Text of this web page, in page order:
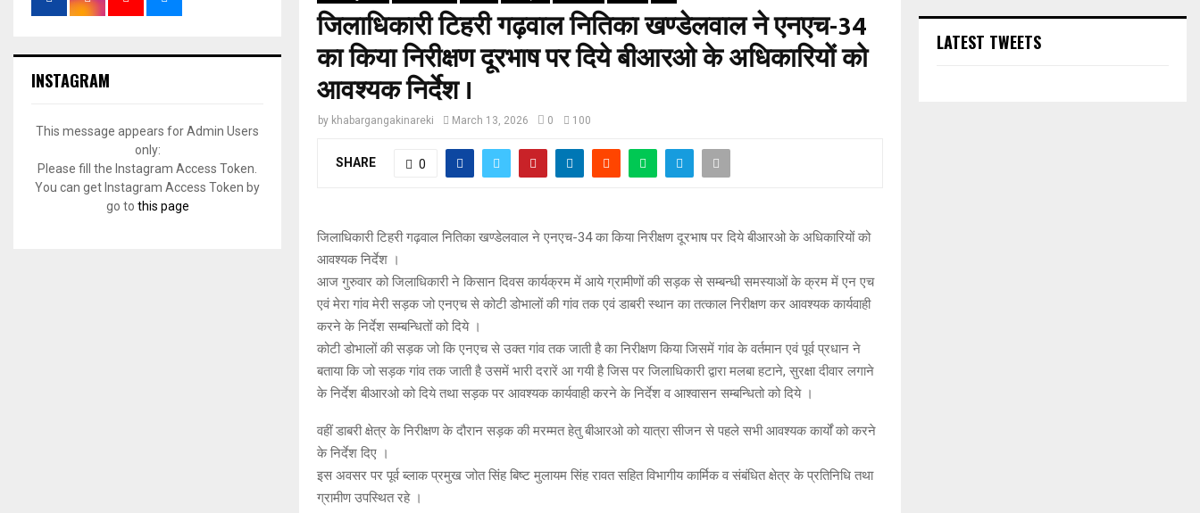
जिलाधिकारी टिहरी गढ़वाल नितिका खण्डेलवाल ने एनएच-34
का किया निरीक्षण दूरभाष पर दिये बीआरओ के अधिकारियों को
आवश्यक निर्देश ।
by khabargangakinareki March 13, 2026 0 100
SHARE 0
जिलाधिकारी टिहरी गढ़वाल नितिका खण्डेलवाल ने एनएच-34 का किया निरीक्षण दूरभाष पर दिये बीआरओ के अधिकारियों को
आवश्यक निर्देश ।
आज गुरुवार को जिलाधिकारी ने किसान दिवस कार्यक्रम में आये ग्रामीणों की सड़क से सम्बन्धी समस्याओं के क्रम में एन एच
एवं मेरा गांव मेरी सड़क जो एनएच से कोटी डोभालों की गांव तक एवं डाबरी स्थान का तत्काल निरीक्षण कर आवश्यक कार्यवाही
करने के निर्देश सम्बन्धितों को दिये ।
कोटी डोभालों की सड़क जो कि एनएच से उक्त गांव तक जाती है का निरीक्षण किया जिसमें गांव के वर्तमान एवं पूर्व प्रधान ने
बताया कि जो सड़क गांव तक जाती है उसमें भारी दरारें आ गयी है जिस पर जिलाधिकारी द्वारा मलबा हटाने, सुरक्षा दीवार लगाने
के निर्देश बीआरओ को दिये तथा सड़क पर आवश्यक कार्यवाही करने के निर्देश व आश्वासन सम्बन्धितो को दिये ।
वहीं डाबरी क्षेत्र के निरीक्षण के दौरान सड़क की मरम्मत हेतु बीआरओ को यात्रा सीजन से पहले सभी आवश्यक कार्यों को करने
के निर्देश दिए ।
इस अवसर पर पूर्व ब्लाक प्रमुख जोत सिंह बिष्ट मुलायम सिंह रावत सहित विभागीय कार्मिक व संबंधित क्षेत्र के प्रतिनिधि तथा
ग्रामीण उपस्थित रहे ।
INSTAGRAM
This message appears for Admin Users
only:
Please fill the Instagram Access Token.
You can get Instagram Access Token by
go to this page
LATEST TWEETS